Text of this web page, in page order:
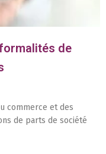
de
commerce et des
de parts de société